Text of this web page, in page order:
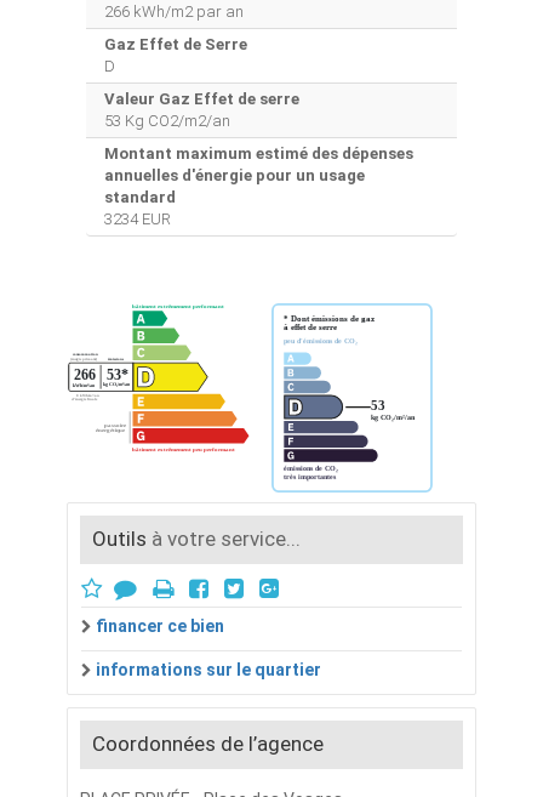
266 kWh/m2 par an
Gaz Effet de Serre
D
Valeur Gaz Effet de serre
53 Kg CO2/m2/an
Montant maximum estimé des dépenses
annuelles d'énergie pour un usage
standard
3234 EUR
Outils à votre service...
financer ce bien
informations sur le quartier
Coordonnées de l’agence